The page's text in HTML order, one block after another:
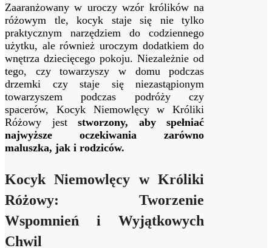
Zaaranżowany w uroczy wzór królików na
różowym tle, kocyk staje się nie tylko
praktycznym narzędziem do codziennego
użytku, ale również uroczym dodatkiem do
wnętrza dziecięcego pokoju. Niezależnie od
tego, czy towarzyszy w domu podczas
drzemki czy staje się niezastąpionym
towarzyszem podczas podróży czy
spacerów, Kocyk Niemowlęcy w Króliki
Różowy jeststworzony, aby spełniać
najwyższe oczekiwania zarówno
maluszka, jak i rodziców.
Kocyk Niemowlęcy w Króliki
Różowy: Tworzenie
Wspomnień i Wyjątkowych
Chwil